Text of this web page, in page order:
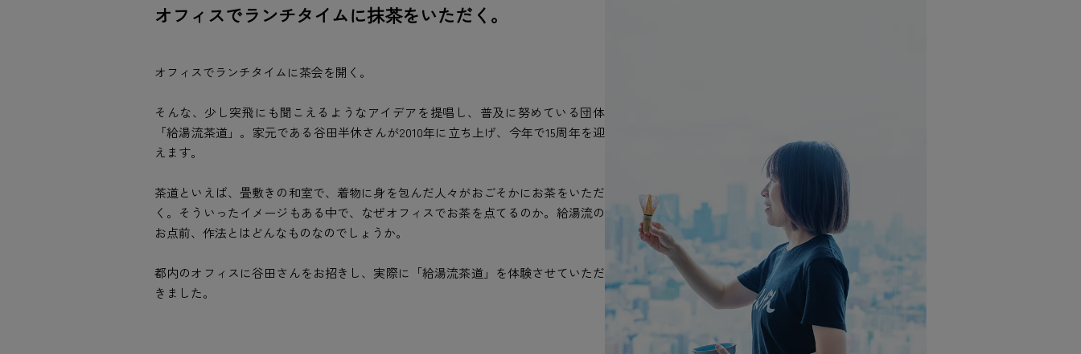
オフィスでランチタイムに抹茶をいただく。
オフィスでランチタイムに茶会を開く。
そんな、少し突飛にも聞こえるようなアイデアを提唱し、普及に努めている団体
「給湯流茶道」。家元である谷田半休さんが2010年に立ち上げ、今年で15周年を迎
えます。
茶道といえば、畳敷きの和室で、着物に身を包んだ人々がおごそかにお茶をいただ
く。そういったイメージもある中で、なぜオフィスでお茶を点てるのか。給湯流の
お点前、作法とはどんなものなのでしょうか。
都内のオフィスに谷田さんをお招きし、実際に「給湯流茶道」を体験させていただ
きました。